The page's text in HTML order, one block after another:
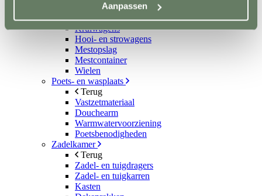
Aanpassen
Kruiwagens en karren
Terug
Kruiwagens
Hooi- en strowagens
Mestopslag
Mestcontainer
Wielen
Poets- en wasplaats
Terug
Vastzetmateriaal
Douchearm
Warmwatervoorziening
Poetsbenodigheden
Zadelkamer
Terug
Zadel- en tuigdragers
Zadel- en tuigkarren
Kasten